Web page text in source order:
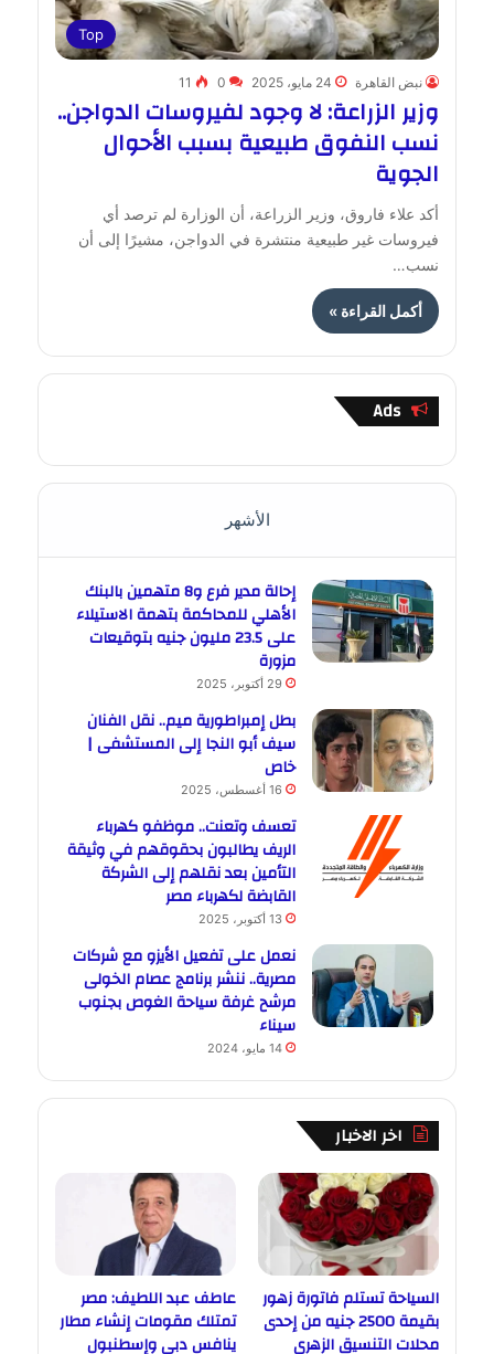
Top
نبض القاهرة 24 مايو، 2025 0
11
وزير الزراعة: لا وجود لفيروسات الدواجن..
نسب النفوق طبيعية بسبب الأحوال
الجوية
أكد علاء فاروق، وزير الزراعة، أن الوزارة لم ترصد أي
فيروسات غير طبيعية منتشرة في الدواجن، مشيرًا إلى أن
نسب…
أكمل القراءة »
Ads
الأشهر
إحالة مدير فرع و8 متهمين بالبنك
الأهلي للمحاكمة بتهمة الاستيلاء
على 23.5 مليون جنيه بتوقيعات
مزورة
29 أكتوبر، 2025
بطل إمبراطورية ميم.. نقل الفنان
سيف أبو النجا إلى المستشفى |
خاص
16 أغسطس، 2025
تعسف وتعنت.. موظفو كهرباء
الريف يطالبون بحقوقهم في وثيقة
التأمين بعد نقلهم إلى الشركة
القابضة لكهرباء مصر
13 أكتوبر، 2025
نعمل على تفعيل الأيزو مع شركات
مصرية.. ننشر برنامج عصام الخولى
مرشح غرفة سياحة الغوص بجنوب
سيناء
14 مايو، 2024
اخر الاخبار
السياحة تستلم فاتورة زهور
بقيمة 2500 جنيه من إحدى
محلات التنسيق الزهري
عاطف عبد اللطيف: مصر
تمتلك مقومات إنشاء مطار
ينافس دبي وإسطنبول